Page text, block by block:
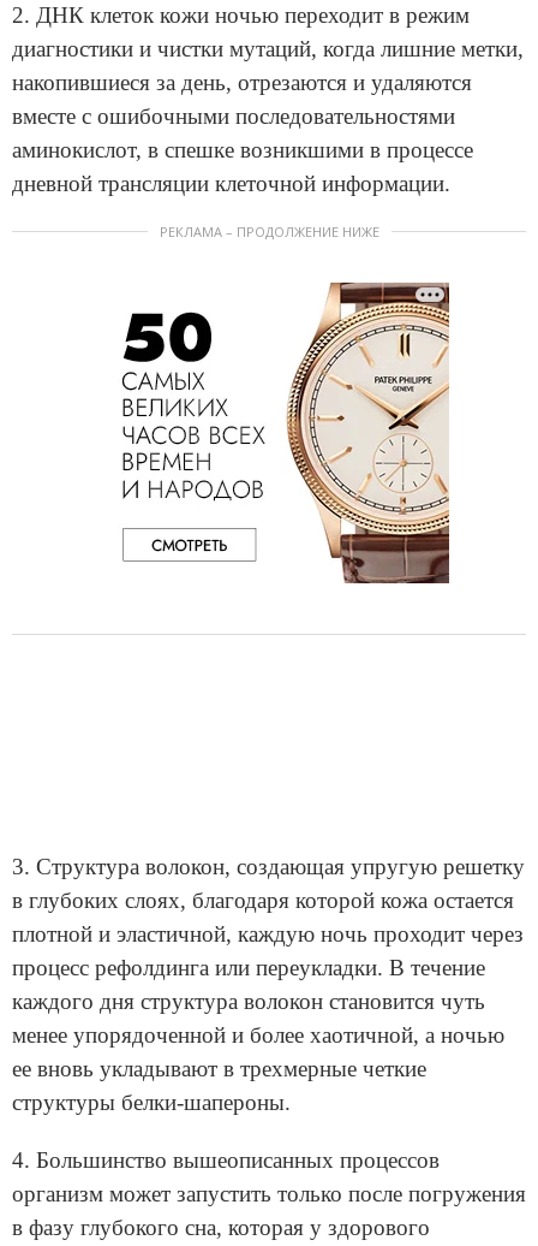
2. ДНК клеток кожи ночью переходит в режим
диагностики и чистки мутаций, когда лишние метки,
накопившиеся за день, отрезаются и удаляются
вместе с ошибочными последовательностями
аминокислот, в спешке возникшими в процессе
дневной трансляции клеточной информации.
РЕКЛАМА – ПРОДОЛЖЕНИЕ НИЖЕ
3. Структура волокон, создающая упругую решетку
в глубоких слоях, благодаря которой кожа остается
плотной и эластичной, каждую ночь проходит через
процесс рефолдинга или переукладки. В течение
каждого дня структура волокон становится чуть
менее упорядоченной и более хаотичной, а ночью
ее вновь укладывают в трехмерные четкие
структуры белки-шапероны.
4. Большинство вышеописанных процессов
организм может запустить только после погружения
в фазу глубокого сна, которая у здорового